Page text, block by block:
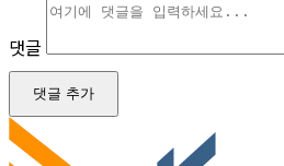
댓글
댓글 추가